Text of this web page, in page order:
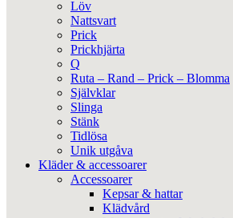
Löv
Nattsvart
Prick
Prickhjärta
Q
Ruta – Rand – Prick – Blomma
Självklar
Slinga
Stänk
Tidlösa
Unik utgåva
Kläder & accessoarer
Accessoarer
Kepsar & hattar
Klädvård